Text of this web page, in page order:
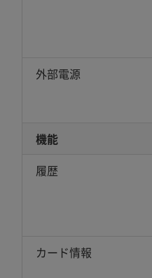
外部電源
機能
履歴
カード情報